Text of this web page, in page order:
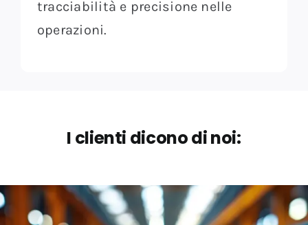
tracciabilità e precisione nelle
operazioni.
I clienti dicono di noi: